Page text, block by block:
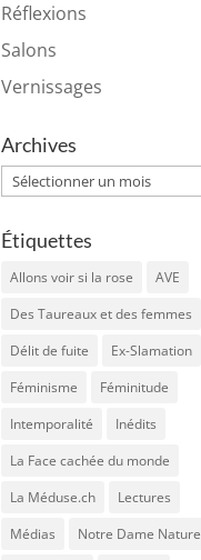
Réflexions
Salons
Vernissages
Archives
Archives
Étiquettes
Allons voir si la rose
AVE
Des Taureaux et des femmes
Délit de fuite
Ex-Slamation
Féminisme
Féminitude
Intemporalité
Inédits
La Face cachée du monde
La Méduse.ch
Lectures
Médias
Notre Dame Nature